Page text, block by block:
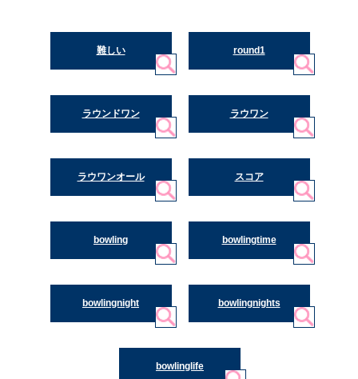
難しい round1
ラウンドワン ラウワン
ラウワンオール スコア
bowling bowlingtime
bowlingnight bowlingnights
bowlinglife